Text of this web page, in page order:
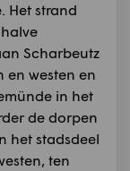
Het strand
Scharbeutz
en westen en
in het
de dorpen
het stadsdeel
ten